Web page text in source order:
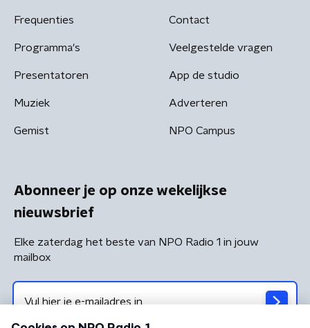
Frequenties
Programma's
Presentatoren
Muziek
Gemist
Contact
Veelgestelde vragen
App de studio
Adverteren
NPO Campus
Abonneer je op onze wekelijkse
nieuwsbrief
Elke zaterdag het beste van NPO Radio 1 in jouw
mailbox